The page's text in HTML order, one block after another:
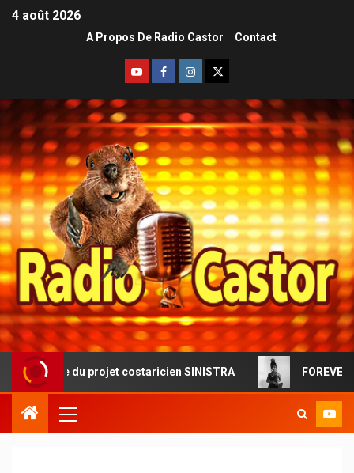
4 août 2026
A Propos De Radio Castor Contact
costaricien SINISTRA FOREVERMORE : la pop